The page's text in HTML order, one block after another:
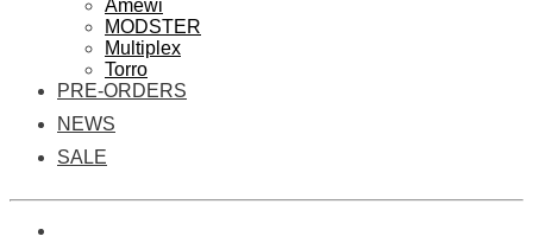
Amewi
MODSTER
Multiplex
Torro
PRE-ORDERS
NEWS
SALE